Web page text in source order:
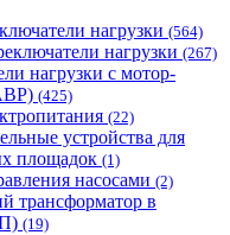
нагрузки (564)
нагрузки (267)
нагрузки с мотор-
(425)
(22)
устройства для
площадок (1)
насосами (2)
трансформатор в
(19)